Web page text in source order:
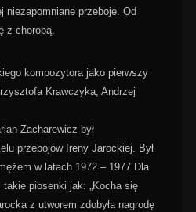
niezapomniane przeboje. Od
z chorobą.
kompozytora jako pierwszy
Krawczyka, Andrzej
Zacharewicz był
przebojów Ireny Jarockiej. Był
w latach 1972 – 1977.Dla
piosenki jak: „Kocha się
z utworem zdobyła nagrodę